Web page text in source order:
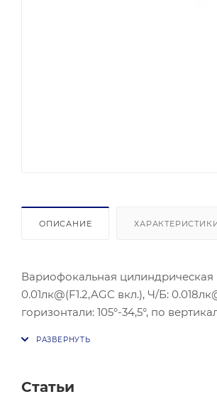
ОПИСАНИЕ
Вариофокальная цилиндрическая
0.01лк@(F1.2,AGC вкл.), Ч/Б:
горизонтали: 105°-34,5°, по
128Гб; Питание: DC 12 В ± 25%/
Статьи